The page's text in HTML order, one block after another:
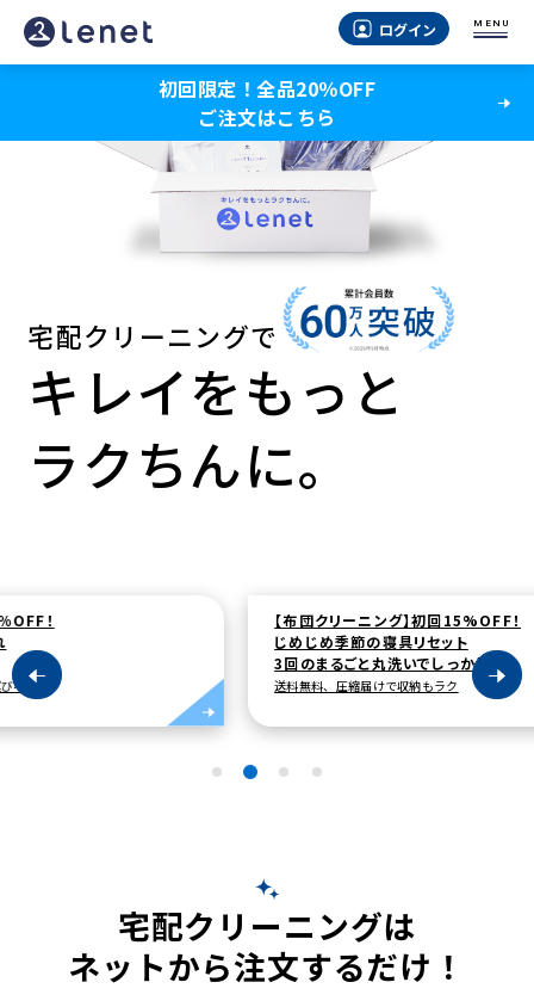
ログイン MENU
初回限定！全品20％OFF
ご注文はこちら
宅配クリーニングで
キレイをもっと
ラクちんに。
【布団クリーニング】初回15%OFF！
じめじめ季節の寝具リセット
3回のまるごと丸洗いでしっかり洗浄
送料無料、圧縮届けで収納もラク
【
10
宅配クリーニングは
ネットから注文するだけ！